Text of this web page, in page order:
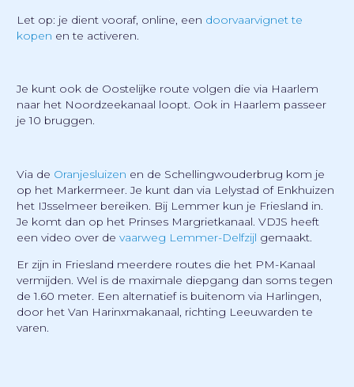
Let op: je dient vooraf, online, een doorvaarvignet te
kopen en te activeren.
Je kunt ook de Oostelijke route volgen die via Haarlem
naar het Noordzeekanaal loopt. Ook in Haarlem passeer
je 10 bruggen.
Via de Oranjesluizen en de Schellingwouderbrug kom je
op het Markermeer. Je kunt dan via Lelystad of Enkhuizen
het IJsselmeer bereiken. Bij Lemmer kun je Friesland in.
Je komt dan op het Prinses Margrietkanaal. VDJS heeft
een video over de vaarweg Lemmer-Delfzijl gemaakt.
Er zijn in Friesland meerdere routes die het PM-Kanaal
vermijden. Wel is de maximale diepgang dan soms tegen
de 1.60 meter. Een alternatief is buitenom via Harlingen,
door het Van Harinxmakanaal, richting Leeuwarden te
varen.